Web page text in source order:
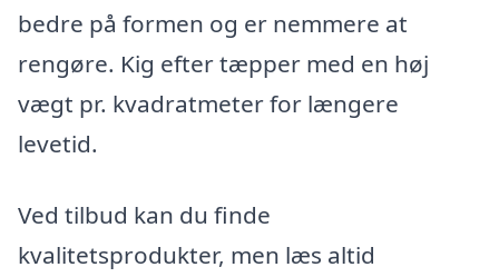
bedre på formen og er nemmere at
rengøre. Kig efter tæpper med en høj
vægt pr. kvadratmeter for længere
levetid.
Ved tilbud kan du finde
kvalitetsprodukter, men læs altid